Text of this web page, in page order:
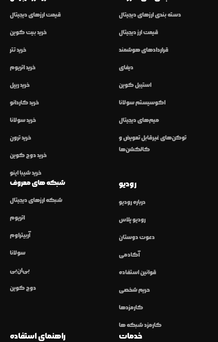
قیمت ارزهای دیجیتال
خرید بیت کوین
خرید تتر
خرید اتریوم
خرید ریپل
خرید کاردانو
خرید سولانا
خرید ترون
خرید دوج کوین
خرید شیبا اینو
دسته بندی ارزهای دیجیتال
قیمت ارز دیجیتال
قراردادهای هوشمند
دیفای
استیبل کوین
اکوسیستم سولانا
میم‌های دیجیتال
توکن‌های غیرقابل تعویض و
کالکشن‌ها
شبکه های معروف
شبکه ارزهای دیجیتال
اتریوم
آربیتراوم
سولانا
بی‌ان‌بی
دوج کوین
رودیو
درباره رودیو
رودیو پلاس
دعوت دوستان
آکادمی
قوانین استفاده
حریم شخصی
کارمزدها
کارمزد شبکه ها
راهنمای استفاده خدمات